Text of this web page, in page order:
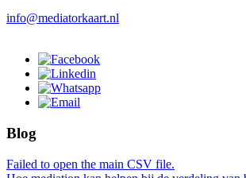
info@mediatorkaart.nl
Blog
Failed to open the main CSV file.